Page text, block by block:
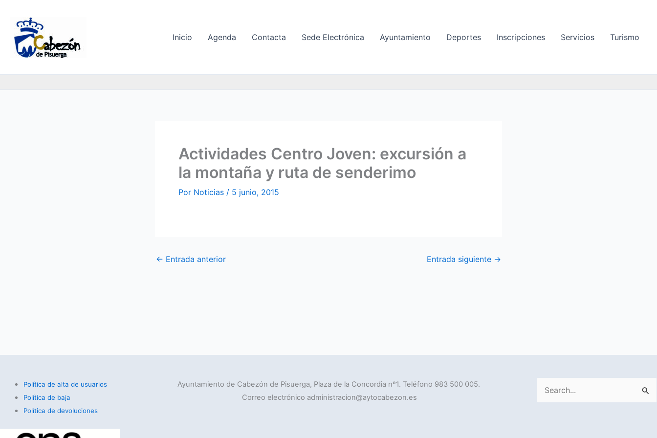
contenido
Inicio Agenda Contacta Sede Electrónica Ayuntamiento Deportes Inscripciones Servicios Turismo
Actividades Centro Joven: excursión a
la montaña y ruta de senderimo
Por Noticias / 5 junio, 2015
← Entrada anterior Entrada siguiente →
Política de alta de usuarios
Política de baja
Política de devoluciones
Ayuntamiento de Cabezón de Pisuerga, Plaza de la Concordia nº1. Teléfono 983 500 005.
Correo electrónico administracion@aytocabezon.es
Buscar
por: